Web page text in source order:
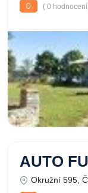
0
( 0 hodnocení
AUTO
Okružní 595,